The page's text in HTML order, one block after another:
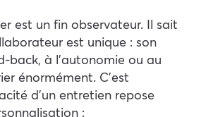
est un fin observateur. Il sait
est unique : son
back, à l’autonomie ou au
énormément. C’est
d’un entretien repose
: